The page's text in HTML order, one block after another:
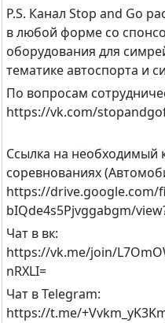
P.S. Канал Stop and Go
в любой форме со
оборудования для
тематике автоспорта и
По вопросам
https://vk.com/
Ссылка на необходимый
соревнованиях
https://drive.google.com/
bIQde4s5Pjvggabgm/
Чат в вк:
https://vk.me/join/
nRXLI=
Чат в Telegram:
https://t.me/